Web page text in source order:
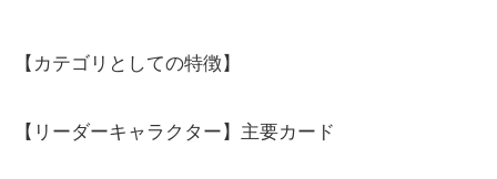
【カテゴリとしての特徴】
【リーダーキャラクター】主要カード